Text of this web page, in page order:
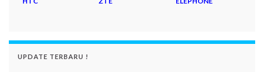
UPDATE TERBARU !